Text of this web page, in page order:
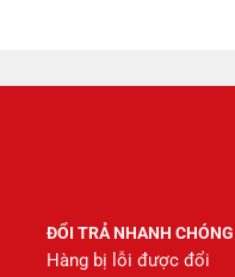
ĐỔI TRẢ NHANH CHÓNG
Hàng bị lỗi được đổi